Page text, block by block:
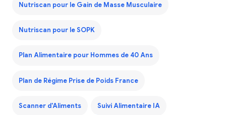
Nutriscan pour le Gain de Masse Musculaire
Nutriscan pour le SOPK
Plan Alimentaire pour Hommes de 40 Ans
Plan de Régime Prise de Poids France
Scanner d'Aliments Suivi Alimentaire IA